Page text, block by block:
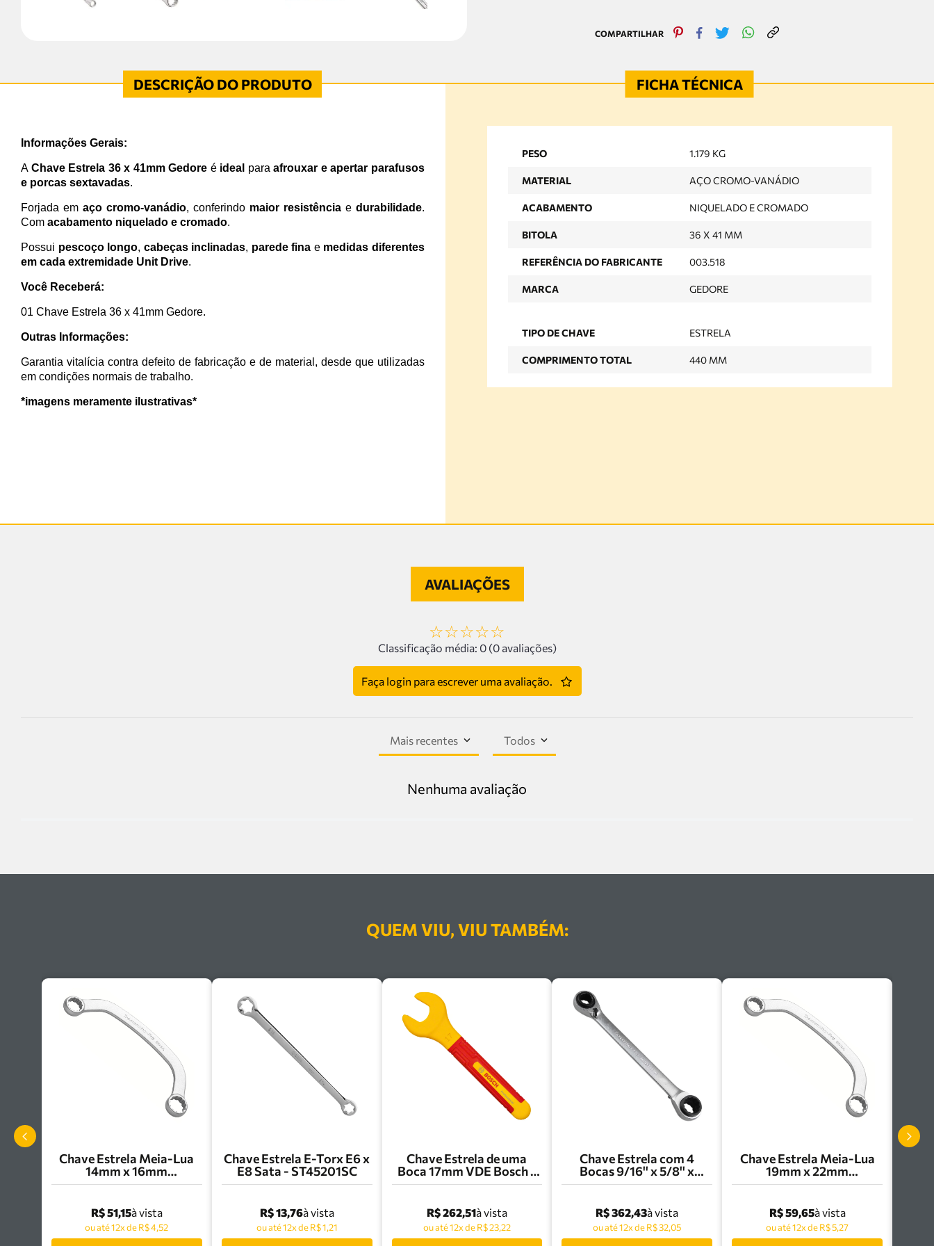
Informações Gerais:
A Chave Estrela 36 x 41mm Gedore é ideal paraafrouxar e apertar parafusos
e porcas sextavadas.
Forjada em aço cromo-vanádio, conferindo maior resistênciae durabilidade.
Com acabamento niquelado e cromado.
Possui pescoço longo, cabeças inclinadas, parede fina e medidas diferentes
em cada extremidade Unit Drive.
Você Receberá:
01 Chave Estrela 36 x 41mm Gedore.
Outras Informações:
Garantia vitalícia contra defeito de fabricação e de material, desde que utilizadas
em condições normais de trabalho.
*imagens meramente ilustrativas*
PESO 1.179 KG
MATERIAL AÇO CROMO-VANÁDIO
ACABAMENTO NIQUELADO E CROMADO
BITOLA 36 X 41 MM
REFERÊNCIA DO FABRICANTE 003.518
MARCA GEDORE
TIPO DE CHAVE ESTRELA
COMPRIMENTO TOTAL 440 MM
AVALIAÇÕES
☆☆☆☆☆
Classificação média: 0 (0 avaliações)
Faça login para escrever uma avaliação.
Mais recentes Todos
Nenhuma avaliação
QUEM VIU, VIU TAMBÉM:
Chave Estrela Meia-Lua
14mm x 16mm
Tramontina Pro -
R$ 51,15à vista
ou até 12x de R$ 4,52
Chave Estrela E-Torx E6 x
E8 Sata - ST45201SC
R$ 13,76à vista
ou até 12x de R$ 1,21
Chave Estrela de uma
Boca 17mm VDE Bosch -
1600A02NF2
R$ 262,51à vista
ou até 12x de R$ 23,22
Chave Estrela com 4
Bocas 9/16'' x 5/8'' x
11/16'' x 3/4'' Multidrive
44641/103
R$ 362,43à vista
ou até 12x de R$ 32,05
Chave Estrela Meia-Lua
19mm x 22mm
Tramontina Pro -
R$ 59,65à vista
ou até 12x de R$ 5,27